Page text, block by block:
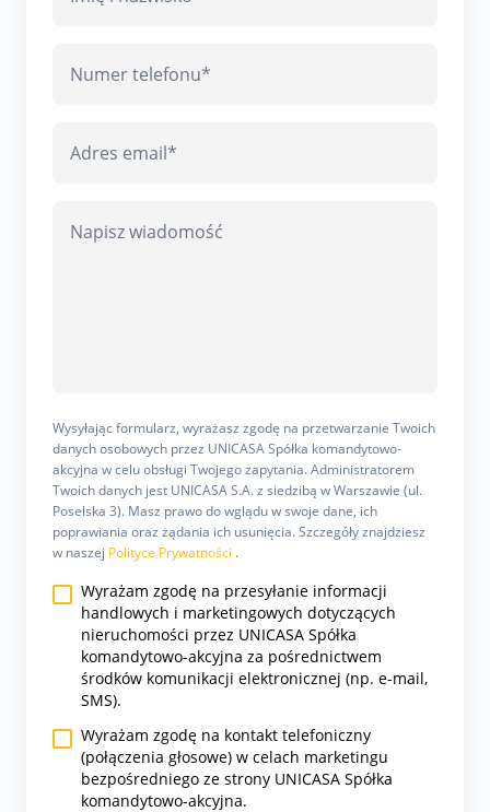
Wysyłając formularz, wyrażasz zgodę na przetwarzanie Twoich
danych osobowych przez UNICASA Spółka komandytowo-
akcyjna w celu obsługi Twojego zapytania. Administratorem
Twoich danych jest UNICASA S.A. z siedzibą w Warszawie (ul.
Poselska 3). Masz prawo do wglądu w swoje dane, ich
poprawiania oraz żądania ich usunięcia. Szczegóły znajdziesz
w naszej Polityce Prywatności .
Wyrażam zgodę na przesyłanie informacji
handlowych i marketingowych dotyczących
nieruchomości przez UNICASA Spółka
komandytowo-akcyjna za pośrednictwem
środków komunikacji elektronicznej (np. e-mail,
SMS).
Wyrażam zgodę na kontakt telefoniczny
(połączenia głosowe) w celach marketingu
bezpośredniego ze strony UNICASA Spółka
komandytowo-akcyjna.